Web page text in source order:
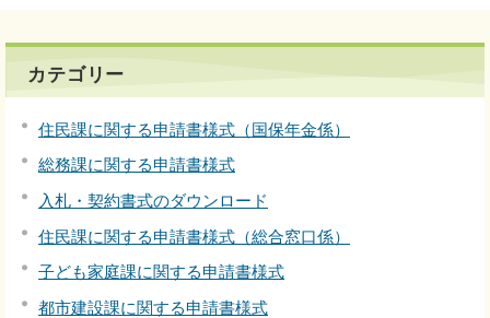
カテゴリー
住民課に関する申請書様式（国保年金係）
総務課に関する申請書様式
入札・契約書式のダウンロード
住民課に関する申請書様式（総合窓口係）
子ども家庭課に関する申請書様式
都市建設課に関する申請書様式